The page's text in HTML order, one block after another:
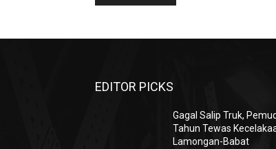
EDITOR PICKS
Gagal Salip Truk,
Tahun Tewas
Lamongan-Babat